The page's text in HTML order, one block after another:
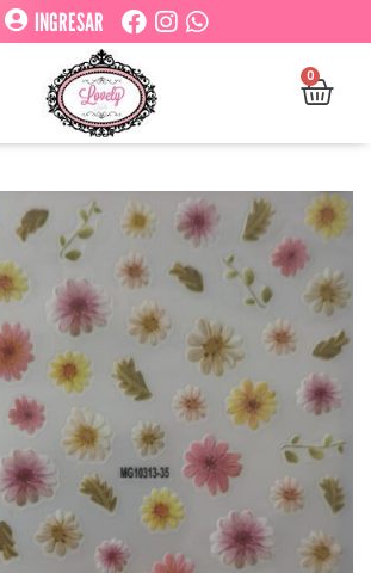
INGRESAR
0